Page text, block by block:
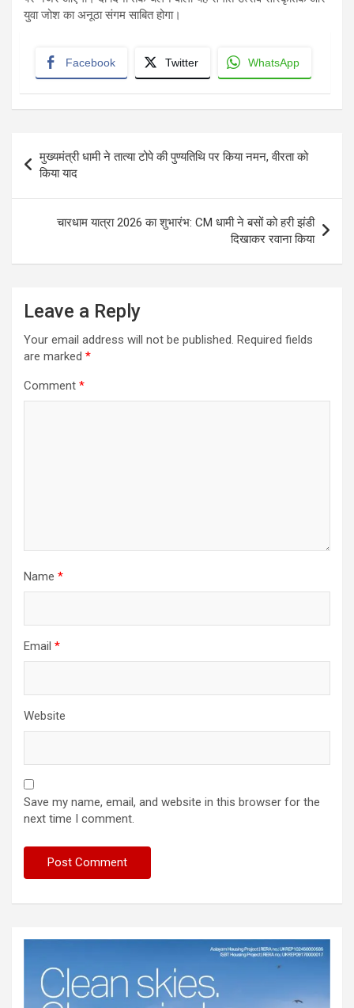
युवा जोश का अनूठा संगम साबित होगा।
Facebook Twitter WhatsApp
navigation
मुख्यमंत्री धामी ने तात्या टोपे की पुण्यतिथि पर किया नमन, वीरता को
किया याद
चारधाम यात्रा 2026 का शुभारंभ: CM धामी ने बसों को हरी झंडी
दिखाकर रवाना किया
Leave a Reply
Your email address will not be published. Required fields
are marked *
Comment *
Name *
Email *
Website
Save my name, email, and website in this browser for the
next time I comment.